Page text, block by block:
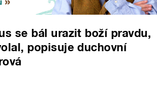
se bál urazit boží pravdu,
popisuje duchovní